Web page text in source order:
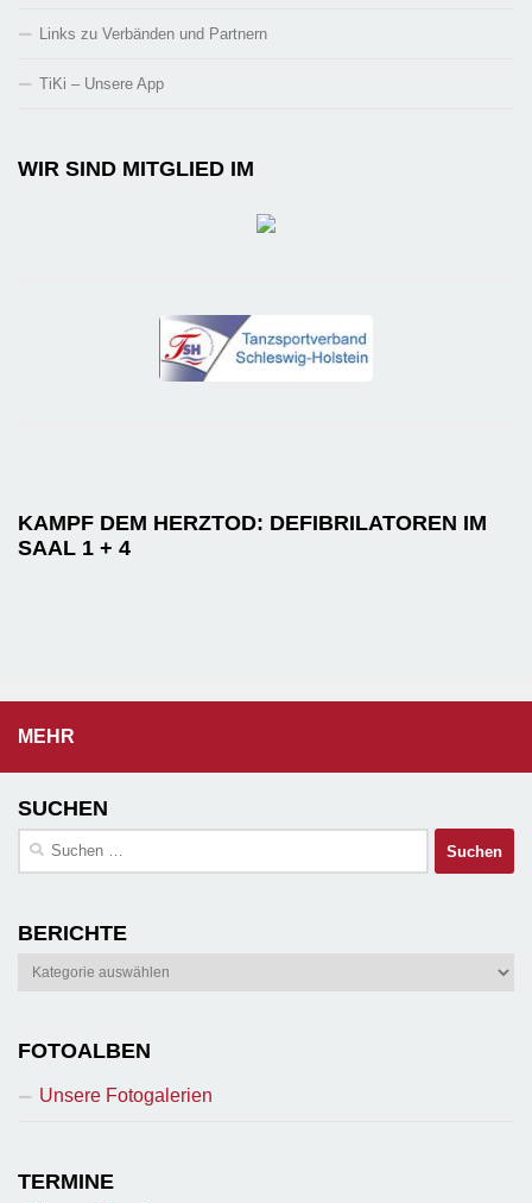
Links zu Verbänden und Partnern
TiKi – Unsere App
WIR SIND MITGLIED IM
KAMPF DEM HERZTOD: DEFIBRILATOREN IM
SAAL 1 + 4
MEHR
SUCHEN
Suchen
BERICHTE
Berichte
FOTOALBEN
Unsere Fotogalerien
TERMINE